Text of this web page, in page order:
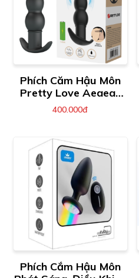
Phích Căm Hậu Môn
Pretty Love Aeaeas
Rung 10 Chế Độ
400.000đ
Phích Cắm Hậu Môn